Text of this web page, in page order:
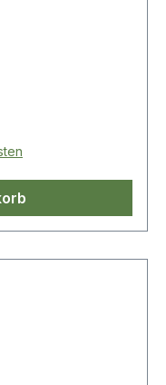
von bis zu 15
und der
des